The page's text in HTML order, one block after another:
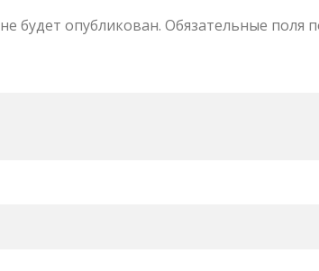
будет опубликован. Обязательные поля